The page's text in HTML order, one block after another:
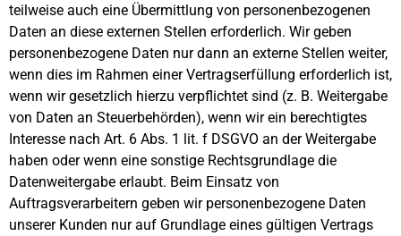
teilweise auch eine Übermittlung von personenbezogenen
Daten an diese externen Stellen erforderlich. Wir geben
personenbezogene Daten nur dann an externe Stellen weiter,
wenn dies im Rahmen einer Vertragserfüllung erforderlich ist,
wenn wir gesetzlich hierzu verpflichtet sind (z. B. Weitergabe
von Daten an Steuerbehörden), wenn wir ein berechtigtes
Interesse nach Art. 6 Abs. 1 lit. f DSGVO an der Weitergabe
haben oder wenn eine sonstige Rechtsgrundlage die
Datenweitergabe erlaubt. Beim Einsatz von
Auftragsverarbeitern geben wir personenbezogene Daten
unserer Kunden nur auf Grundlage eines gültigen Vertrags